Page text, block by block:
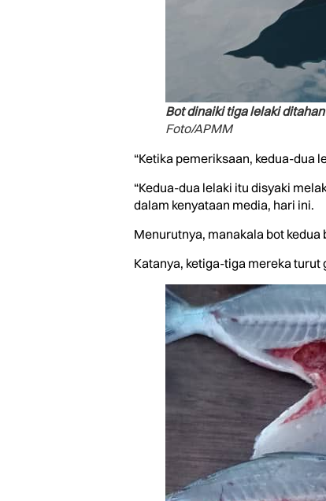
Bot dinaiki tiga lelaki
Foto/APMM
“Ketika pemeriksaan, kedua-dua
“Kedua-dua lelaki itu disyaki
dalam kenyataan media, hari ini.
Menurutnya, manakala bot
Katanya, ketiga-tiga mereka